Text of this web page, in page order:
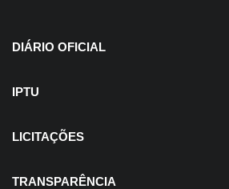
Processo Seletivo
DIÁRIO OFICIAL
IPTU
LICITAÇÕES
TRANSPARÊNCIA